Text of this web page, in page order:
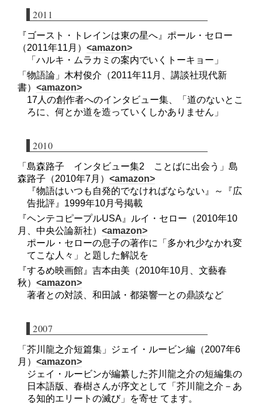
2011
『ゴースト・トレインは東の星へ』ポール・セロー
（2011年11月） <amazon>
「ハルキ・ムラカミの案内でいくトーキョー」
「物語論」木村俊介（2011年11月、講談社現代新
書） <amazon>
17人の創作者へのインタビュー集、「道のないとこ
ろに、何とか道を造っていくしかありません」
2010
「島森路子 インタビュー集2 ことばに出会う」島
森路子（2010年7月） <amazon>
『物語はいつも自発的でなければならない』～『広
告批評』1999年10月号掲載
『ヘンテコピープルUSA』ルイ・セロー（2010年10
月、中央公論新社） <amazon>
ポール・セローの息子の著作に「多かれ少なかれ変
てこな人々」と題した解説を
『するめ映画館』吉本由美（2010年10月、文藝春
秋） <amazon>
著者との対談、和田誠・都築響一との鼎談など
2007
「芥川龍之介短篇集」ジェイ・ルービン編（2007年6
月） <amazon>
ジェイ・ルービンが編纂した芥川龍之介の短編集の
日本語版、春樹さんが序文として「芥川龍之介－あ
る知的エリートの滅び」を寄せ てます。